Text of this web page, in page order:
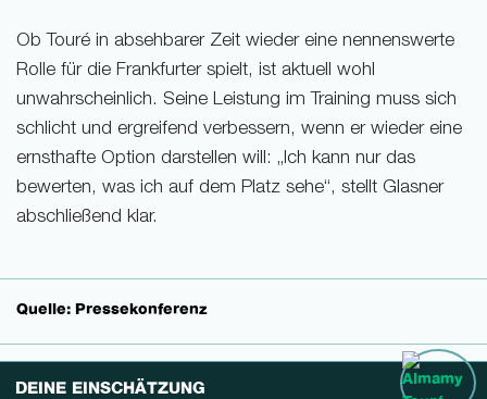
Ob Touré in absehbarer Zeit wieder eine nennenswerte
Rolle für die Frankfurter spielt, ist aktuell wohl
unwahrscheinlich. Seine Leistung im Training muss sich
schlicht und ergreifend verbessern, wenn er wieder eine
ernsthafte Option darstellen will: „Ich kann nur das
bewerten, was ich auf dem Platz sehe“, stellt Glasner
abschließend klar.
Quelle: Pressekonferenz
DEINE EINSCHÄTZUNG